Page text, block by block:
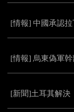
[情報] 中國承認
[情報] 烏東偽軍
[新聞]土耳其解決